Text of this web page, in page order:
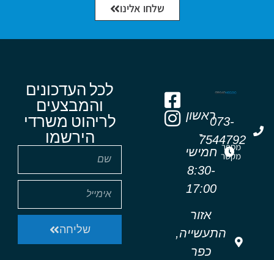
שלחו אלינו
073-
7544792
מספר
מקשר
ראשון
-
חמישי
8:30-
17:00
אזור
התעשייה,
כפר
לכל העדכונים
והמבצעים
לריהוט משרדי
הירשמו
שליחה